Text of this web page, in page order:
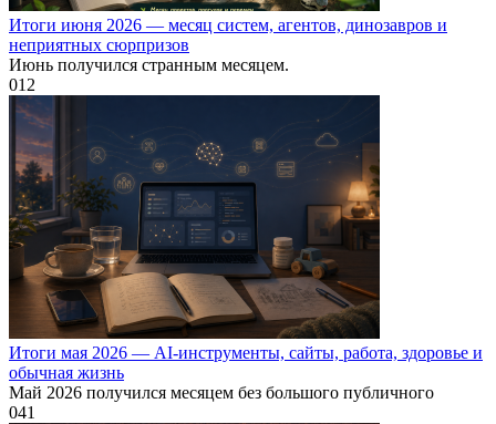
Итоги июня 2026 — месяц систем, агентов, динозавров и
неприятных сюрпризов
Июнь получился странным месяцем.
012
Итоги мая 2026 — AI-инструменты, сайты, работа, здоровье и
обычная жизнь
Май 2026 получился месяцем без большого публичного
041